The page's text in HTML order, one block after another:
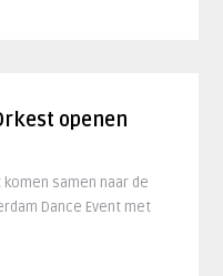
openen
samen naar de
Dance Event met